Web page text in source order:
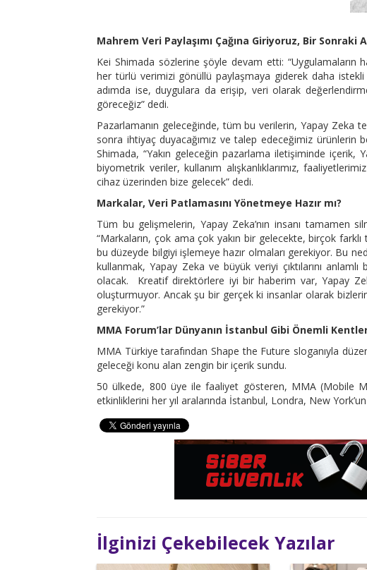
Mahrem Veri Paylaşımı Çağına Giriyoruz, Bir
Kei Shimada sözlerine şöyle devam etti: “Uygulamaların
her türlü verimizi gönüllü paylaşmaya giderek daha
adımda ise, duygulara da erişip, veri olarak
göreceğiz” dedi.
Pazarlamanın geleceğinde, tüm bu verilerin, Yapay Zeka
sonra ihtiyaç duyacağımız ve talep edeceğimiz
Shimada, “Yakın geleceğin pazarlama iletişiminde
biyometrik veriler, kullanım alışkanlıklarımız,
cihaz üzerinden bize gelecek” dedi.
Markalar, Veri Patlamasını Yönetmeye Hazır mı?
Tüm bu gelişmelerin, Yapay Zeka’nın insanı tamamen
“Markaların, çok ama çok yakın bir gelecekte, birçok
bu düzeyde bilgiyi işlemeye hazır olmaları gerekiyor. Bu
kullanmak, Yapay Zeka ve büyük veriyi çıktılarını
olacak. Kreatif direktörlere iyi bir haberim var, Yapay
oluşturmuyor. Ancak şu bir gerçek ki insanlar olarak
gerekiyor.”
MMA Forum’lar Dünyanın İstanbul Gibi Önemli
MMA Türkiye tarafından Shape the Future sloganıyla
geleceği konu alan zengin bir içerik sundu.
50 ülkede, 800 üye ile faaliyet gösteren, MMA (Mobile
etkinliklerini her yıl aralarında İstanbul, Londra, New
İlginizi Çekebilecek Yazılar